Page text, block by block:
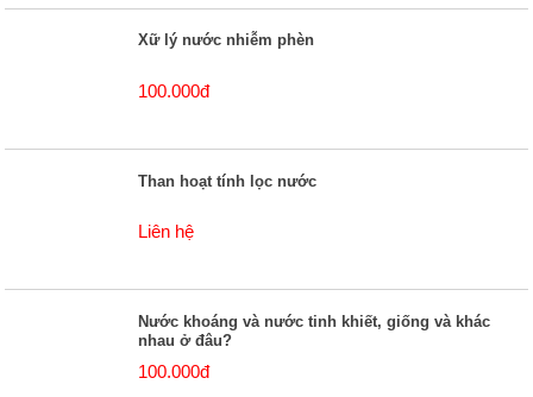
Xữ lý nước nhiễm phèn
100.000đ
Than hoạt tính lọc nước
Liên hệ
Nước khoáng và nước tinh khiết, giống và khác
nhau ở đâu?
100.000đ